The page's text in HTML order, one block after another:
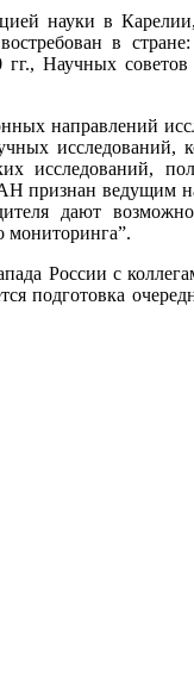
науки в
в
гг., Научных
направлений
исследований,
признан ведущим
дают
мониторинга”.
России с
подготовка